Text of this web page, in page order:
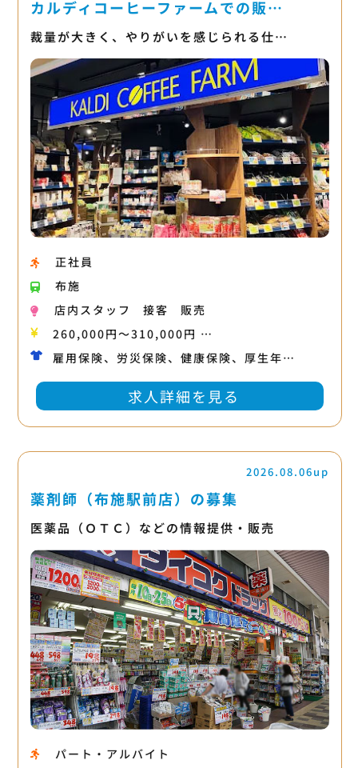
カルディコーヒーファームでの販…
裁量が大きく、やりがいを感じられる仕…
正社員
布施
店内スタッフ
接客
販売
260,000円〜310,000円 …
雇用保険、労災保険、健康保険、厚生年…
求人詳細を見る
2026.08.06up
薬剤師（布施駅前店）の募集
医薬品（ＯＴＣ）などの情報提供・販売
パート・アルバイト